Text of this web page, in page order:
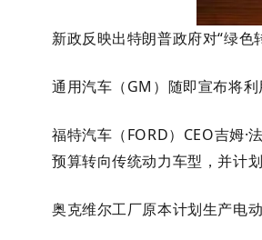
新政反映出特朗普政府对“绿色
通用汽车（GM）随即宣布将
福特汽车（FORD）CEO吉姆
预算转向传统动力车型，并计
奥克维尔工厂原本计划生产电